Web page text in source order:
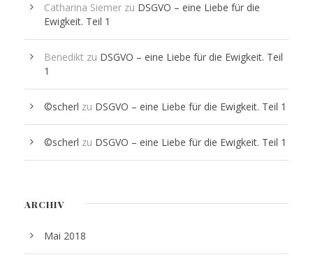
Catharina Siemer zu DSGVO – eine Liebe für die
Ewigkeit. Teil 1
Benedikt zu DSGVO – eine Liebe für die Ewigkeit. Teil
1
©scherl zu DSGVO – eine Liebe für die Ewigkeit. Teil 1
©scherl zu DSGVO – eine Liebe für die Ewigkeit. Teil 1
ARCHIV
Mai 2018